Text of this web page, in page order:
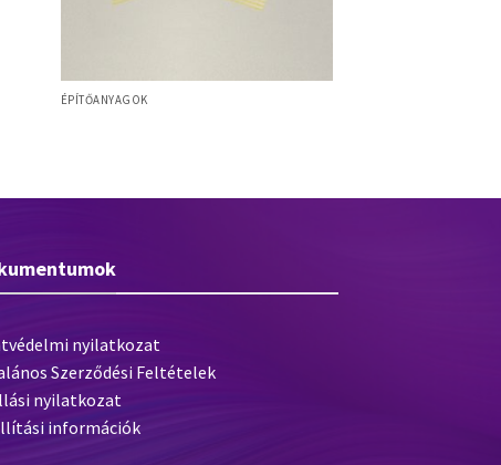
ÉPÍTŐANYAGOK
nyilatkozat
Szerződési Feltételek
nyilatkozat
információk